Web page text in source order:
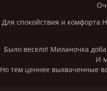
Для спокойствия и комфорта
Было весело! Миланочка
И
Но тем ценнее выхваченные